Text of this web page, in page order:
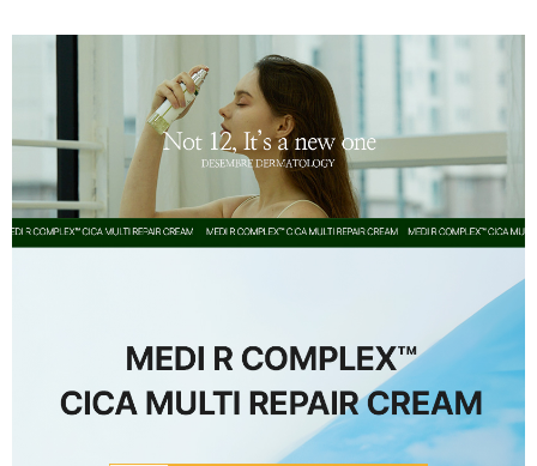
페이코 ID로 페
PAYCO 바로구매